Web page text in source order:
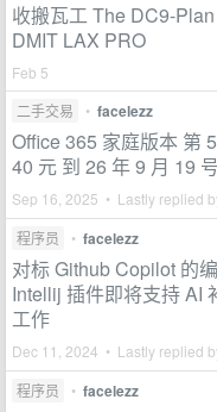
收搬瓦工 The DC9-
DMIT LAX PRO
Feb 5
二手交易
• facelezz
Office 365 家庭版本 第
40 元 到 26 年 9 月 19 号
Sep 16, 2025 • Lastly replied
程序员 • facelezz
对标 Github Copilot 的
Intellij 插件即将支持 AI
工作
Dec 11, 2024 • Lastly replied
程序员 • facelezz